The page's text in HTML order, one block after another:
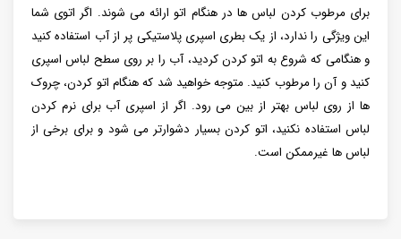
برای مرطوب کردن لباس ها در هنگام اتو ارائه می شوند. اگر اتوی شما
این ویژگی را ندارد، از یک بطری اسپری پلاستیکی پر از آب استفاده کنید
و هنگامی که شروع به اتو کردن کردید، آب را بر روی سطح لباس اسپری
کنید و آن را مرطوب کنید. متوجه خواهید شد که هنگام اتو کردن، چروک
ها از روی لباس بهتر از بین می رود. اگر از اسپری آب برای نرم کردن
لباس استفاده نکنید، اتو کردن بسیار دشوارتر می شود و برای برخی از
لباس ها غیرممکن است.